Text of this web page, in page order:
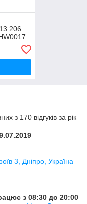
206
з 170 відгуків за рік
3, Дніпро, Україна
з 08:30 до 20:00